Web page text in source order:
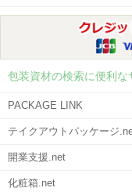
包装資材の検索に便利な
PACKAGE LINK
テイクアウトパッケージ
開業支援.net
化粧箱.net